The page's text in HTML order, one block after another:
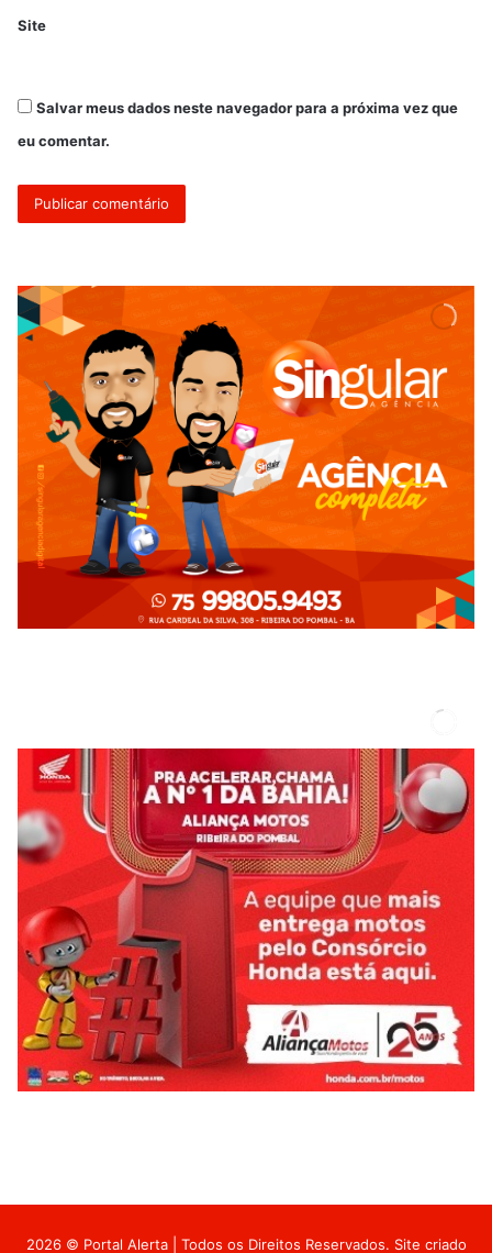
Site
Salvar meus dados neste navegador para a próxima vez que
eu comentar.
2026 © Portal Alerta | Todos os Direitos Reservados. Site criado